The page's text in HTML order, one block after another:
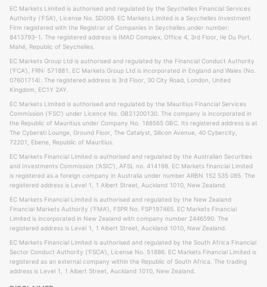
EC Markets Limited is authorised and regulated by the Seychelles Financial Services
Authority ('FSA'), License No. SD009. EC Markets Limited is a Seychelles Investment
Firm registered with the Registrar of Companies in Seychelles under number:
8413793-1. The registered address is IMAD Complex, Office 4, 3rd Floor, Ile Du Port,
Mahé, Republic of Seychelles.
EC Markets Group Ltd is authorised and regulated by the Financial Conduct Authority
('FCA'), FRN: 571881. EC Markets Group Ltd is incorporated in England and Wales (No.
07601714). The registered address is 3rd Floor, 30 City Road, London, United
Kingdom, EC1Y 2AY.
EC Markets Limited is authorised and regulated by the Mauritius Financial Services
Commission ('FSC') under Licence No. GB21200130. The company is incorporated in
the Republic of Mauritius under Company No. 188565 GBC. Its registered address is at
The Cyberati Lounge, Ground Floor, The Catalyst, Silicon Avenue, 40 Cybercity,
72201, Ebene, Republic of Mauritius.
EC Markets Financial Limited is authorised and regulated by the Australian Securities
and Investments Commission ('ASIC'), AFSL no. 414198. EC Markets financial Limited
is registered as a foreign company in Australia under number ARBN 152 535 085. The
registered address is Level 1, 1 Albert Street, Auckland 1010, New Zealand.
EC Markets Financial Limited is authorised and regulated by the New Zealand
Financial Markets Authority ('FMA'), FSPR No. FSP197465. EC Markets Financial
Limited is incorporated in New Zealand with company number 2446590. The
registered address is Level 1, 1 Albert Street, Auckland 1010, New Zealand.
EC Markets Financial Limited is authorised and regulated by the South Africa Financial
Sector Conduct Authority ('FSCA'), License No. 51886. EC Markets Financial Limited is
registered as an external company within the Republic of South Africa. The trading
address is Level 1, 1 Albert Street, Auckland 1010, New Zealand.